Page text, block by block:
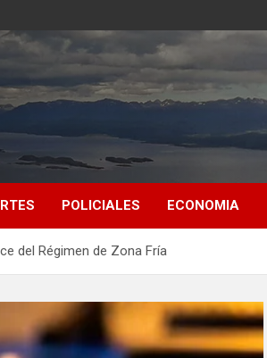
POLICIALES ECONOMIA
del Régimen de Zona Fría